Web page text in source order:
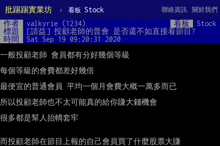
批踢踢實業坊 › 看板 Stock 關於我們
聯絡資訊
作者 valkyrie (1234) 看板
Stock
標題
[請益] 投顧老師的普會 是否還不如直接看節目?
時間
Sat Sep 19 09:20:31 2020
一般投顧老師 會員都有分好幾個等級
每個等級的會費都差好幾倍
最便宜的普通會員 平均一個月會費大概一萬多而已
所以投顧老師也不太可能真的給你賺大錢機會
很多都是幫人抬轎套牢
而投顧老師在節目上報的自己會員買了什麼股票大賺